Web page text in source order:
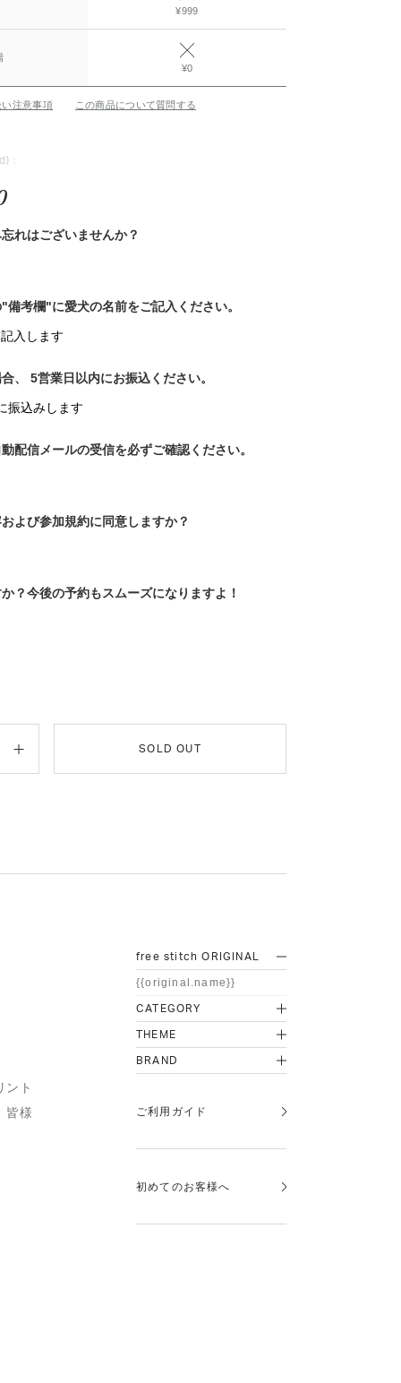
¥999
¥0
い注意事項 この商品について質問する
:
れはございませんか？
備考欄"に愛犬の名前をご記入ください。
入します
、 5営業日以内にお振込ください。
振込みします
配信メールの受信を必ずご確認ください。
よび参加規約に同意しますか？
？今後の予約もスムーズになりますよ！
SOLD OUT
ント
皆様
free stitch ORIGINAL
{{original.name}}
CATEGORY
THEME
BRAND
ご利用ガイド
初めてのお客様へ